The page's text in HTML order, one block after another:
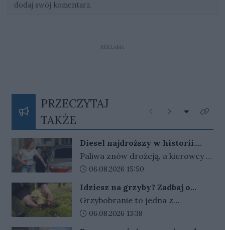
dodaj swój komentarz.
REKLAMA
PRZECZYTAJ
TAKŻE
Poprzednie
Następne
Rozwiń
Kliknij
Diesel najdroższy w historii.
Rząd rozważa powrót osłon, ale
stawia warunek
Paliwa znów drożeją, a kierowcy z
niepokojem patrzą na ceny przy
powrotu osłon, ale decyzji wciąż
nie ma.
Data dodania artykułu:
06.08.2026 15:50
Idziesz na grzyby? Zadbaj o
telefon i orientację w terenie
Grzybobranie to jedna z
najbardziej lubianych polskich
Data dodania artykułu:
06.08.2026 13:38